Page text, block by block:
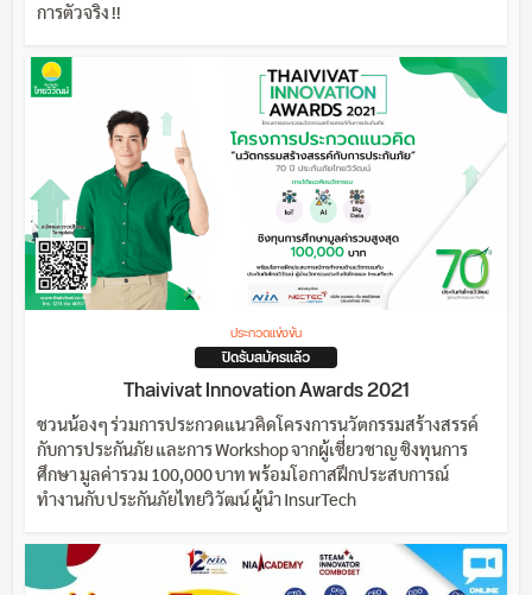
การตัวจริง !!
ประกวดแข่งขัน
ปิดรับสมัครแล้ว
Thaivivat Innovation Awards 2021
ชวนน้องๆ ร่วมการประกวดแนวคิดโครงการนวัตกรรมสร้างสรรค์
กับการประกันภัย และการ Workshop จากผู้เชี่ยวชาญ ชิงทุนการ
ศึกษา มูลค่ารวม 100,000 บาท พร้อมโอกาสฝึกประสบการณ์
ทำงานกับ ประกันภัยไทยวิวัฒน์ ผู้นำ InsurTech